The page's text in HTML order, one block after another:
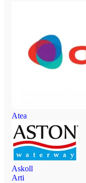
Atea
Askoll
Arti